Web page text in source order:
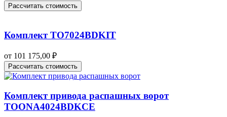
Рассчитать стоимость
Комплект TO7024BDKIT
от 101 175,00 ₽
Рассчитать стоимость
Комплект привода распашных ворот
TOONA4024BDKCE